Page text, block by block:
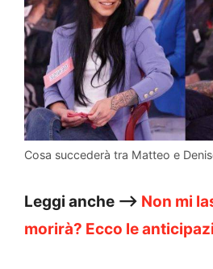
Cosa succederà tra Matteo e
Leggi anche –> Non mi
morirà? Ecco le